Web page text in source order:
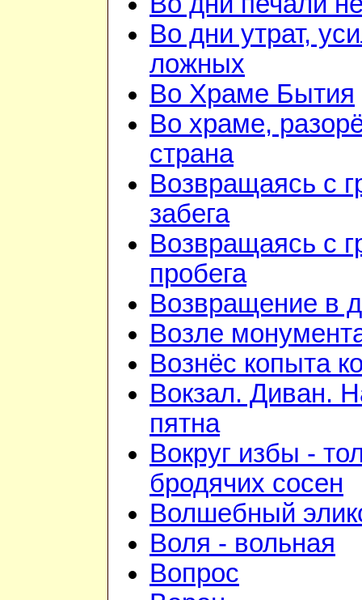
Во дни утрат,
ложных
Во Храме Бытия
Во храме,
страна
Возвращаясь с
забега
Возвращаясь с
пробега
Возвращение в
Возле
Вознёс копыта
Вокзал. Диван.
пятна
Вокруг избы -
бродячих сосен
Волшебный
Воля - вольная
Вопрос